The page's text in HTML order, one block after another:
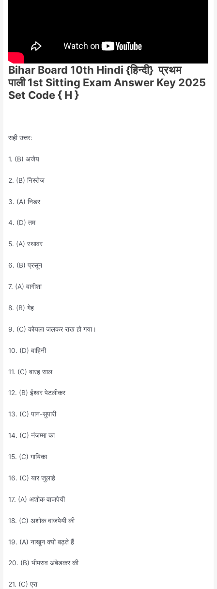
Bihar Board 10th Hindi {हिन्दी} प्रथम
पाली1st Sitting Exam Answer Key 2025
Set Code { H }
सही उत्तर:
1. (B) अजेय
2. (B) निस्तेज
3. (A) निडर
4. (D) तम
5. (A) स्थावर
6. (B) प्रसून
7. (A) वागीशा
8. (B) गेह
9. (C) कोयला जलकर राख हो गया।
10. (D) वाहिनी
11. (C) बारह साल
12. (B) ईश्वर पेटलीकर
13. (C) पान-सुपारी
14. (C) नंजम्मा का
15. (C) गायिका
16. (C) यार जुलाहे
17. (A) अशोक वाजपेयी
18. (C) अशोक वाजपेयी की
19. (A) नाखून क्यों बढ़ते हैं
20. (B) भीमराव अंबेडकर की
21. (C) एरा